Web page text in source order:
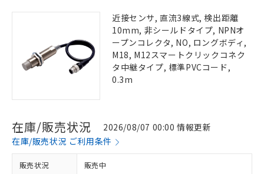
近接センサ, 直流3線式, 検出距離
10mm, 非シールドタイプ, NPNオ
ープンコレクタ, NO, ロングボディ,
M18, M12スマートクリックコネク
タ中継タイプ, 標準PVCコード,
0.3m
在庫/販売状況
2026/08/07 00:00 情報更新
在庫/販売状況 ご利用条件
販売状況 販売中